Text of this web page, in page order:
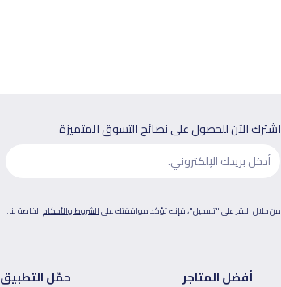
اشترك الآن للحصول على نصائح التسوق المتميزة
من خلال النقر على "تسجيل"، فإنك تؤكد موافقتك علىالشروط والأحكامالخاصة بنا.
أفضل المتاجر حمّل التطبيق